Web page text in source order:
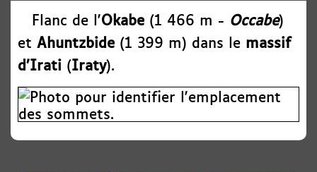
Flanc de l'Okabe (1 466 m - Occabe)
et Ahuntzbide (1 399 m) dans le massif
d’Irati (Iraty).